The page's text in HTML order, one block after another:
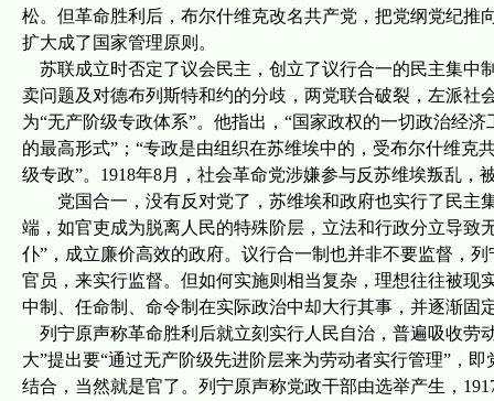
松。但革命胜利后，布尔什维克改名共产党，把党纲党纪推
扩大成了国家管理原则 。
苏联成立时否定了议会民主，创立了议行合一的民主集中
卖问题及对德布列斯特和约的分歧，两党联合破裂，左派社
为“无产阶级专政体系”。他指出，“国家政权的一切政治经
的最高形式”；“专政是由组织在苏维埃中的，受布尔什维克
级专政”。 1918年8月，社会革命党涉嫌参与反苏维埃叛乱，
党国合一，没有反对党了，苏维埃和政府也实行了民
端，如官吏成为脱离人民的特殊阶层，立法和行政分立导致
仆”，成立廉价高效的政府。议行合一制也并非不要监督，
官员，来实行监督。但如何实施则相当复杂，理想往往被
中制、任命制、命令制在实际政治中却大行其事，并逐渐固
列宁原声称革命胜利后就立刻实行人民自治，普遍吸收劳
大”提出要“通过无产阶级先进阶层来为劳动者实行管理”，
结合，当然就是官了。列宁原声称党政干部由选举产生，